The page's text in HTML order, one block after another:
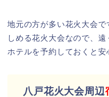
地元の方が多い花火大会
しめる花火大会なので、
ホテルを予約しておくと安
八戸花火大会周辺